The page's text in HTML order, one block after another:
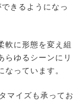
きるようになっ
軟に形態を変え組
らゆるシーンにリ
っています。
マイズも承ってお